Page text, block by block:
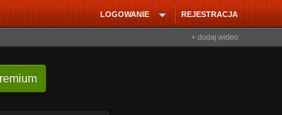
REJESTRACJA
LOGOWANIE
+ dodaj wideo